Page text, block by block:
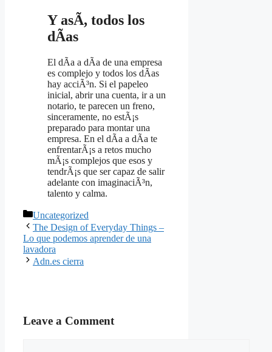
Y asÃ­, todos los
dÃ­as
El dÃ­a a dÃ­a de una empresa
es complejo y todos los dÃ­as
hay acciÃ³n. Si el papeleo
inicial, abrir una cuenta, ir a un
notario, te parecen un freno,
sinceramente, no estÃ¡s
preparado para montar una
empresa. En el dÃ­a a dÃ­a te
enfrentarÃ¡s a retos mucho
mÃ¡s complejos que esos y
tendrÃ¡s que ser capaz de salir
adelante con imaginaciÃ³n,
talento y calma.
Categories
Uncategorized
The Design of Everyday Things –
Lo que podemos aprender de una
lavadora
Adn.es cierra
Leave a Comment